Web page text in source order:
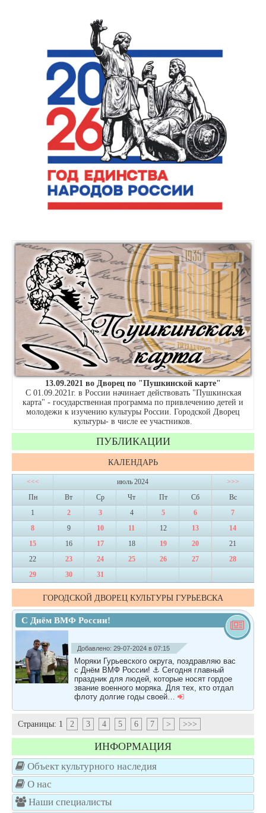
13.09.2021 во Дворец по "Пушкинской карте"
С 01.09.2021г. в России начинает действовать "Пушкинская
карта" - государственная программа по привлечению детей и
молодежи к изучению культуры России. Городской Дворец
культуры- в числе ее участников.
ПУБЛИКАЦИИ
КАЛЕНДАРЬ
<<< июль 2024
>>>
Пн
Вт Ср Чт Пт Сб
Вс
1
2 3 4 5 6
7
8
9 10 11 12 13
14
15
16 17 18 19 20
21
22
23 24 25 26 27
28
29
30 31
ГОРОДСКОЙ ДВОРЕЦ КУЛЬТУРЫ ГУРЬЕВСКА
С Днём ВМФ России!​ ​
Добавлено: 29-07-2024 в 07:15
Моряки Гурьевского округа, поздравляю вас
с Днём ВМФ России! ⚓️ Сегодня главный
праздник для людей, которые носят гордое
звание военного моряка. Для тех, кто отдал
флоту долгие годы своей…
Страницы: 1 2 3 4 5 6 7 > >>>
ИНФОРМАЦИЯ
Объект культурного наследия
О нас
Наши специалисты